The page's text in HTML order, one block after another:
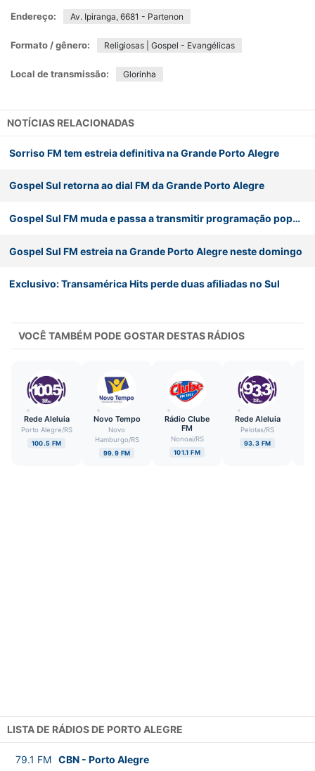
Endereço: Av. Ipiranga, 6681 - Partenon
Formato / gênero: Religiosas | Gospel - Evangélicas
Local de transmissão: Glorinha
NOTÍCIAS RELACIONADAS
Sorriso FM tem estreia definitiva na Grande Porto Alegre
Gospel Sul retorna ao dial FM da Grande Porto Alegre
Gospel Sul FM muda e passa a transmitir programação popular na Grande Porto Alegre
Gospel Sul FM estreia na Grande Porto Alegre neste domingo
Exclusivo: Transamérica Hits perde duas afiliadas no Sul
VOCÊ TAMBÉM PODE GOSTAR DESTAS RÁDIOS
Rede Aleluia
Porto Alegre/RS
100.5 FM
Novo Tempo
Novo
Hamburgo/RS
99.9 FM
Rádio Clube
FM
Nonoai/RS
101.1 FM
Rede Aleluia
Pelotas/RS
93.3 FM
LISTA DE RÁDIOS DE PORTO ALEGRE
79.1 FM CBN- Porto Alegre